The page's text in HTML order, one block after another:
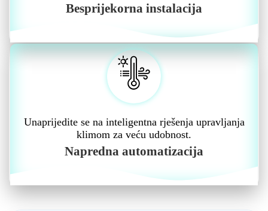
Besprijekorna instalacija
Unaprijedite se na inteligentna rješenja upravljanja
klimom za veću udobnost.
Napredna automatizacija